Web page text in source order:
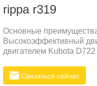
rippa r319
Основные
Высокоэффективный
двигателем Kubota
вращения до 2500 об/
выходную
Связаться сейчас